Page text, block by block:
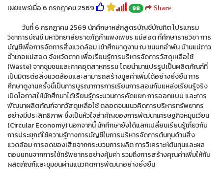
เผยแพร่เมื่อ 6 กรกฎาคม 2569 98 Share
วันที่ 6 กรกฎาคม 2569 นักศึกษาหลักสูตรบัญชีบัณฑิต โปรแกรม
วิชาการบัญชี มหาวิทยาลัยราชภัฏกำแพงเพชร แม่สอด ที่ศึกษารายวิชา การ
บัญชีเพื่อการจัดการสิ่งแวดล้อม เข้าศึกษาดูงาน ณ ชนบทอำพัน บ้านแม่ตาว
อำเภอแม่สอด จังหวัดตาก เพื่อเรียนรู้การบริหารจัดการวัสดุเหลือใช้
(Waste) จากชุมชนและภาคอุตสาหกรรม โดยนำมาแปรรูปเป็นผลิตภัณฑ์ที่
เป็นมิตรต่อสิ่งแวดล้อมและสามารถสร้างมูลค่าเพิ่มได้อย่างยั่งยืน การ
ศึกษาดูงานครั้งนี้เป็นการบูรณาการการเรียนการสอนกับแหล่งเรียนรู้จริง
เปิดโอกาสให้นักศึกษาได้เรียนรู้กระบวนการคัดแยก การออกแบบ และการ
พัฒนาผลิตภัณฑ์จากวัสดุเหลือใช้ ตลอดจนแนวคิดการบริหารทรัพยากร
อย่างมีประสิทธิภาพ ซึ่งเป็นหัวใจสำคัญของการพัฒนาเศรษฐกิจหมุนเวียน
(Circular Economy) นอกจากนี้ นักศึกษายังได้แลกเปลี่ยนเรียนรู้เกี่ยวกับ
การประยุกต์ใช้ความรู้ทางการบัญชีในการบริหารจัดการต้นทุนด้านสิ่ง
แวดล้อม การลดของเสียจากกระบวนการผลิต การวิเคราะห์ต้นทุนและผล
ตอบแทนจากการใช้ทรัพยากรอย่างคุ้มค่า รวมถึงการสร้างคุณค่าเพิ่มให้กับ
ผลิตภัณฑ์และชุมชนผ่านแนวคิดการพัฒนาอย่างยั่งยืน